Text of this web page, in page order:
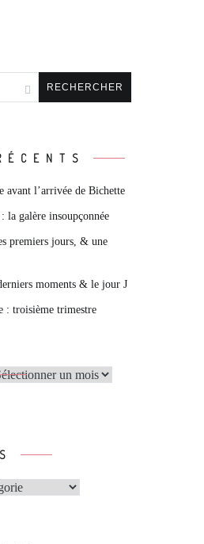
avant l’arrivée de Bichette
la galère insoupçonnée
premiers jours, & une
moments & le jour J
: troisième trimestre